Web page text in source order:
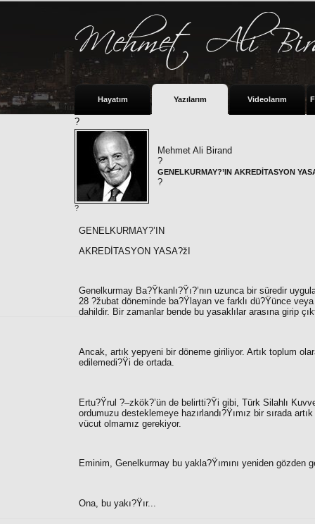
Hayatım Yazılarım Videolarım
?
Mehmet Ali Birand
?
GENELKURMAY?’IN AKREDİTASYON
?
?
GENELKURMAY?’IN
AKREDİTASYON YASA?žI
Genelkurmay Ba?Ÿkanlı?Ÿı?’nın uzunca bir süredir
28 ?žubat döneminde ba?Ÿlayan ve farklı dü?Ÿünce
dahildir. Bir zamanlar bende bu yasaklılar arasına girip
Ancak, artık yepyeni bir döneme giriliyor. Artık toplum
edilemedi?Ÿi de ortada.
Ertu?Ÿrul ?–zkök?’ün de belirtti?Ÿi gibi, Türk Silahlı
ordumuzu desteklemeye hazırlandı?Ÿımız bir sırada
vücut olmamız gerekiyor.
Eminim, Genelkurmay bu yakla?Ÿımını yeniden gözden
Ona, bu yakı?Ÿır...